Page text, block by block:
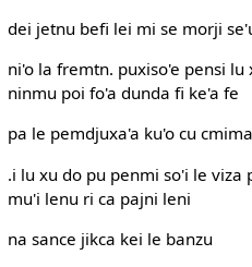
dei jetnu befi lei mi se morji
ni'o la fremtn. puxiso'e pensi lu
ninmu poi fo'a dunda fi ke'a fe
pa le pemdjuxa'a ku'o cu
.i lu xu do pu penmi so'i le
mu'i lenu ri ca pajni leni
na sance jikca kei le banzu